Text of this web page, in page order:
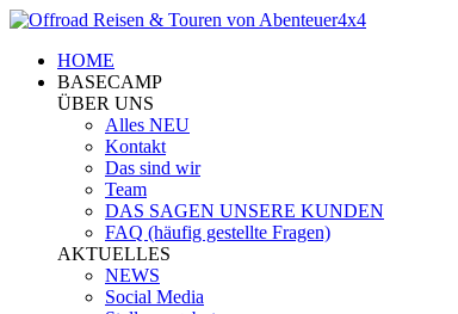
HOME
BASECAMP
ÜBER UNS
Alles NEU
Kontakt
Das sind wir
Team
DAS SAGEN UNSERE KUNDEN
FAQ (häufig gestellte Fragen)
AKTUELLES
NEWS
Social Media